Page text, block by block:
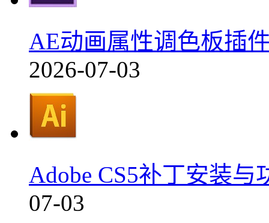
AE动画属性调色板插
2026-07-03
Adobe CS5补丁安装
07-03